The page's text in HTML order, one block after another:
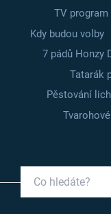
TV program
Kdy budou volby
7 pádů Honzy
Tatarák
Pěstování